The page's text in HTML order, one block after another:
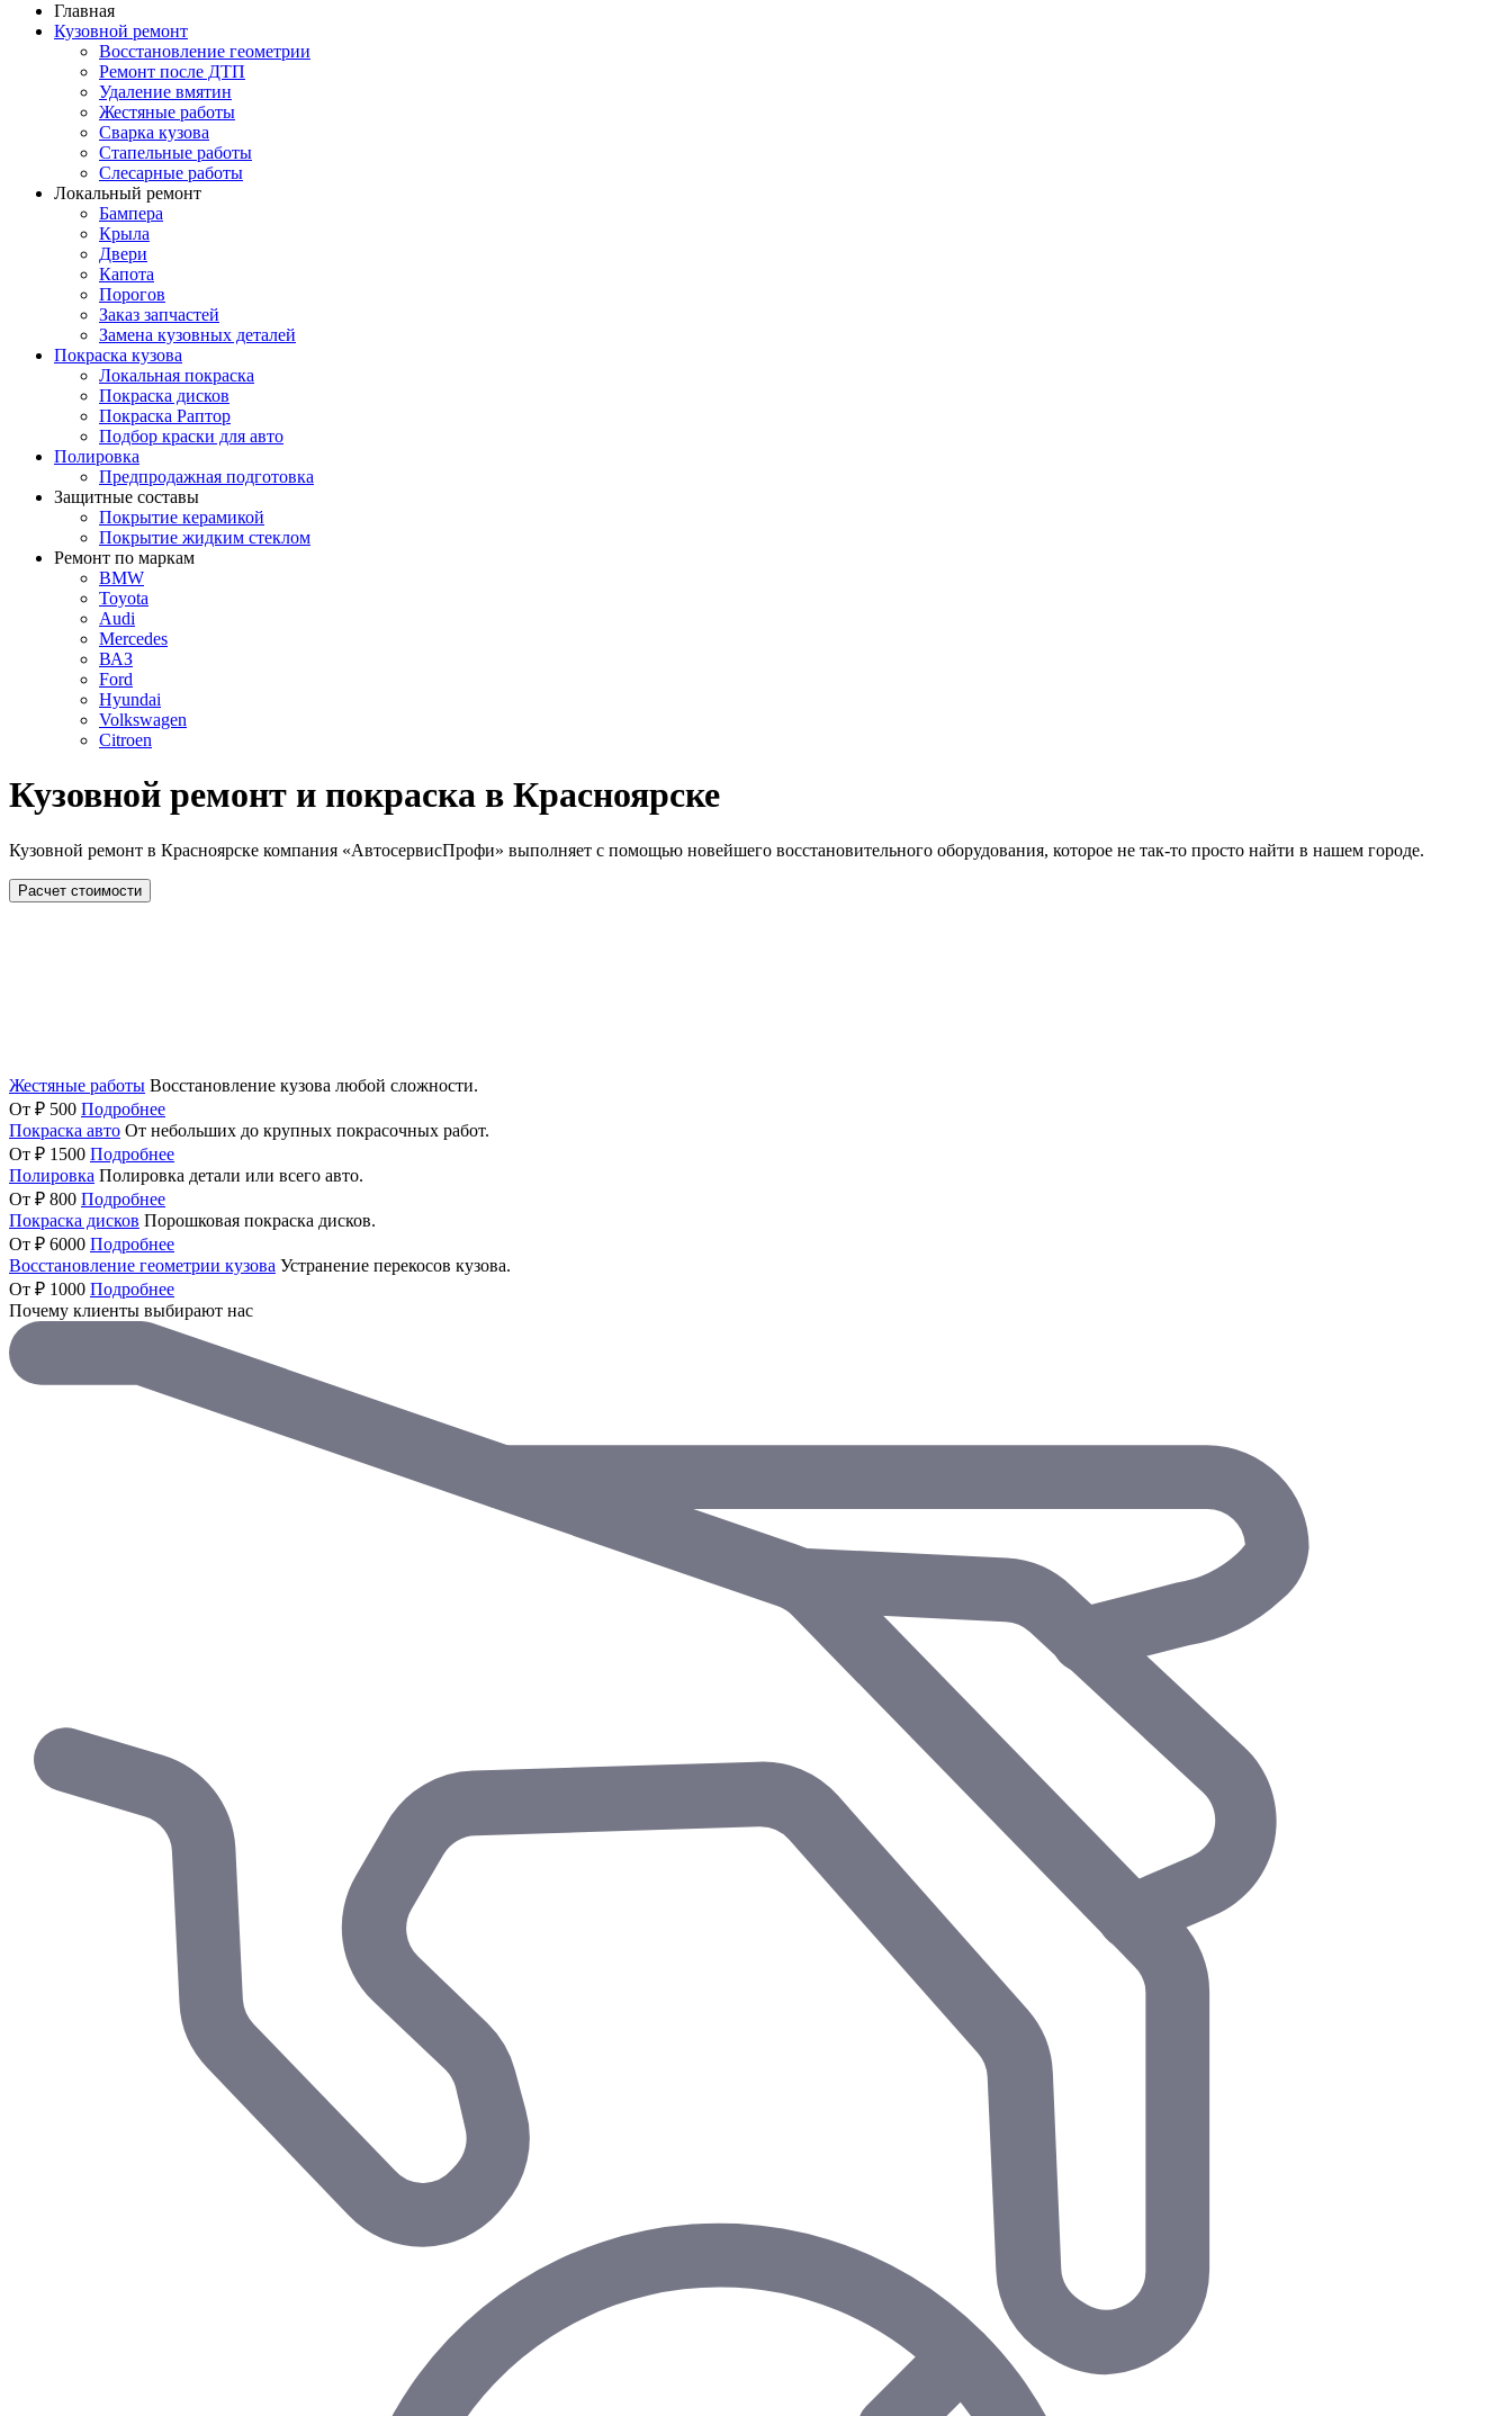
Главная
Кузовной ремонт
Восстановление геометрии
Ремонт после ДТП
Удаление вмятин
Жестяные работы
Сварка кузова
Стапельные работы
Слесарные работы
Локальный ремонт
Бампера
Крыла
Двери
Капота
Порогов
Заказ запчастей
Замена кузовных деталей
Покраска кузова
Локальная покраска
Покраска дисков
Покраска Раптор
Подбор краски для авто
Полировка
Предпродажная подготовка
Защитные составы
Покрытие керамикой
Покрытие жидким стеклом
Ремонт по маркам
BMW
Toyota
Audi
Mercedes
ВАЗ
Ford
Hyundai
Volkswagen
Citroen
Кузовной ремонт и покраска в Красноярске
Кузовной ремонт в Красноярске компания «АвтосервисПрофи» выполняет с помощью новейшего восстановительного оборудования, которое не так-то просто найти в нашем городе.
Расчет стоимости
Жестяные работы Восстановление кузова любой сложности.
От ₽ 500 Подробнее
Покраска авто От небольших до крупных покрасочных работ.
От ₽ 1500 Подробнее
Полировка Полировка детали или всего авто.
От ₽ 800 Подробнее
Покраска дисков Порошковая покраска дисков.
От ₽ 6000 Подробнее
Восстановление геометрии кузова Устранение перекосов кузова.
От ₽ 1000 Подробнее
Почему клиенты выбирают нас